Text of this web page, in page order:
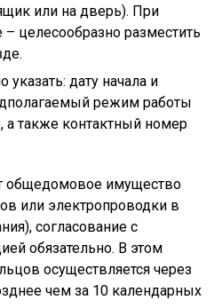
или на дверь). При
целесообразно разместить
дату начала и
режим работы
также контактный номер
общедомовое имущество
или электропроводки в
согласование с
обязательно. В этом
осуществляется через
чем за 10 календарных